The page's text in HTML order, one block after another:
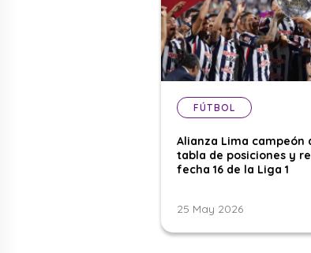
FÚTBOL
Alianza Lima campeón
tabla de posiciones y
fecha 16 de la Liga 1
25 May 2026